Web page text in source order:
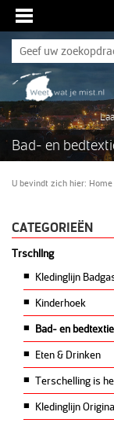
Bad- en
U bevindt zich hier: Home
CATEGORIEËN
Trschllng
Kledinglijn
Kinderhoek
Bad- en
Eten & Drinken
Terschelling is
Kledinglijn